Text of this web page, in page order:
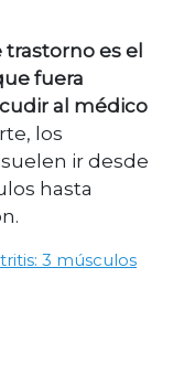
es el
fuera
al médico
los
ir desde
hasta
3 músculos